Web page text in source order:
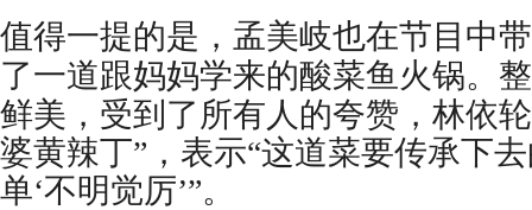
值得一提的是，孟美岐也在节目中
了一道跟妈妈学来的酸菜鱼火锅。
鲜美，受到了所有人的夸赞，林依
婆黄辣丁”，表示“这道菜要传承下
单‘不明觉厉’”。